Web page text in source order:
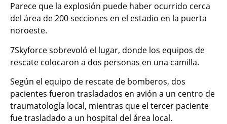
Parece que la explosión puede haber ocurrido cerca
del área de 200 secciones en el estadio en la puerta
noroeste.
7Skyforce sobrevoló el lugar, donde los equipos de
rescate colocaron a dos personas en una camilla.
Según el equipo de rescate de bomberos, dos
pacientes fueron trasladados en avión a un centro de
traumatología local, mientras que el tercer paciente
fue trasladado a un hospital del área local.